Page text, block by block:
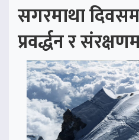
सगरमाथा
प्रवर्द्धन र